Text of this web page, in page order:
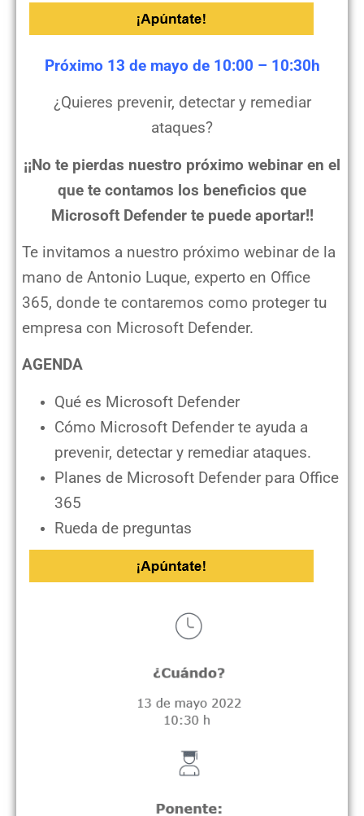
Próximo 13 de mayo de 10:00 – 10:30h
¿Quieres prevenir, detectar y remediar
ataques?
¡¡No te pierdas nuestro próximo webinar en el
que te contamos los beneficios que
Microsoft Defender te puede aportar!!
Te invitamos a nuestro próximo webinar de la
mano de Antonio Luque, experto en Office
365, donde te contaremos como proteger tu
empresa con Microsoft Defender.
AGENDA
Qué es Microsoft Defender
Cómo Microsoft Defender te ayuda a
prevenir, detectar y remediar ataques.
Planes de Microsoft Defender para Office
365
Rueda de preguntas